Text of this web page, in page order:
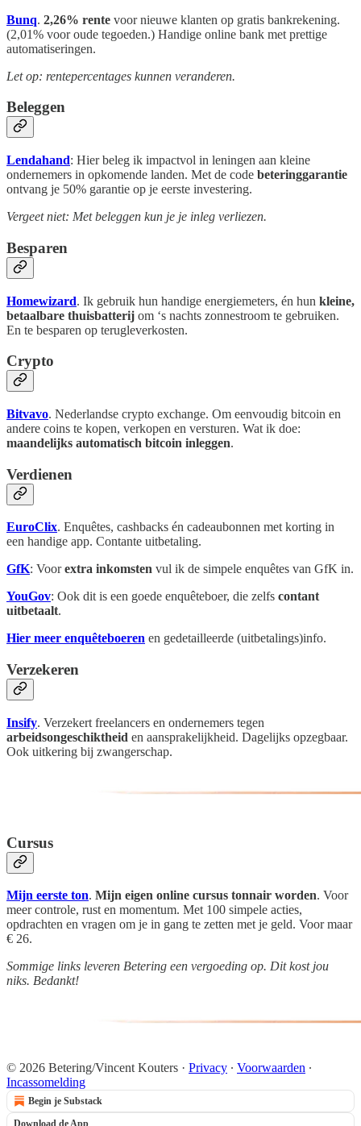
Bunq. 2,26% rente voor nieuwe klanten op gratis bankrekening.
(2,01% voor oude tegoeden.) Handige online bank met prettige
automatiseringen.
Let op: rentepercentages kunnen veranderen.
Beleggen
Lendahand: Hier beleg ik impactvol in leningen aan kleine
ondernemers in opkomende landen. Met de code beteringgarantie
ontvang je 50% garantie op je eerste investering.
Vergeet niet: Met beleggen kun je je inleg verliezen.
Besparen
Homewizard. Ik gebruik hun handige energiemeters, én hun kleine,
betaalbare thuisbatterij om ‘s nachts zonnestroom te gebruiken.
En te besparen op terugleverkosten.
Crypto
Bitvavo. Nederlandse crypto exchange. Om eenvoudig bitcoin en
andere coins te kopen, verkopen en versturen. Wat ik doe:
maandelijks automatisch bitcoin inleggen.
Verdienen
EuroClix. Enquêtes, cashbacks én cadeaubonnen met korting in
een handige app. Contante uitbetaling.
GfK: Voorextra inkomsten vul ik de simpele enquêtes van GfK in.
YouGov: Ook dit is een goede enquêteboer, die zelfs contant
uitbetaalt.
Hier meer enquêteboeren en gedetailleerde (uitbetalings)info.
Verzekeren
Insify. Verzekert freelancers en ondernemers tegen
arbeidsongeschiktheid en aansprakelijkheid. Dagelijks opzegbaar.
Ook uitkering bij zwangerschap.
Cursus
Mijn eerste ton. Mijn eigen online cursus tonnair worden. Voor
meer controle, rust en momentum. Met 100 simpele acties,
opdrachten en vragen om je in gang te zetten met je geld. Voor maar
€ 26.
Sommige links leveren Betering een vergoeding op. Dit kost jou
niks. Bedankt!
© 2026 Betering/Vincent Kouters · Privacy ∙ Voorwaarden ∙
Incassomelding
Begin je Substack